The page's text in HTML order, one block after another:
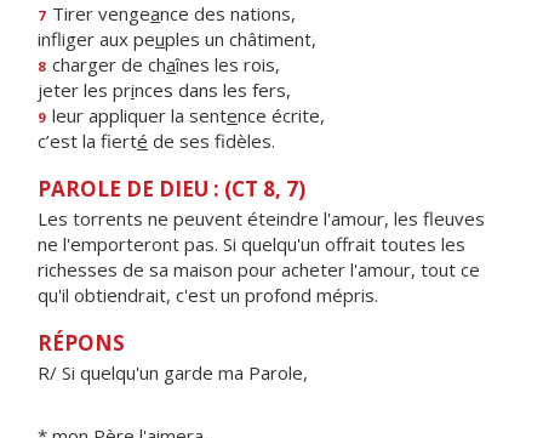
7 Tirer vengeance des nations,
infliger aux peuples un châtiment,
8 charger de chaînes les rois,
jeter les princes dans les fers,
9 leur appliquer la sentence écrite,
c’est la fierté de ses fidèles.
PAROLE DE DIEU : (CT 8, 7)
Les torrents ne peuvent éteindre l'amour, les fleuves
ne l'emporteront pas. Si quelqu'un offrait toutes les
richesses de sa maison pour acheter l'amour, tout ce
qu'il obtiendrait, c'est un profond mépris.
RÉPONS
R/ Si quelqu'un garde ma Parole,